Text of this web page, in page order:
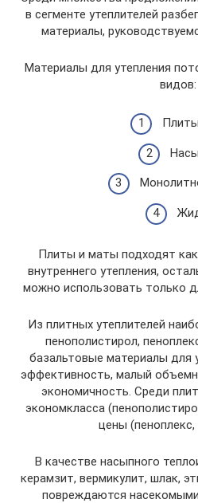
в сегменте утеплителей
материалы,
Материалы для утепления
видов:
Плиты и маты подходят
внутреннего утепления,
можно использовать только
Из плитных утеплителей
пенополистирол,
базальтовые материалы для
эффективность, малый
экономичность. Среди
экономкласса
цены (пеноплекс,
В качестве насыпного
керамзит, вермикулит, шлак,
повреждаются